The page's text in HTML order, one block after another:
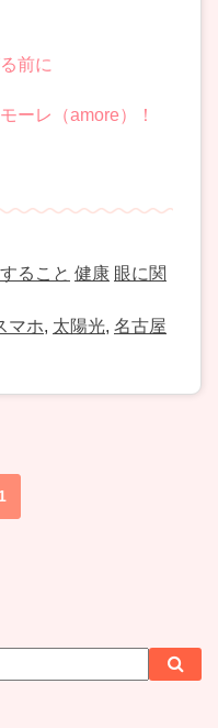
前に
ーレ（amore）！
ること 健康 眼に関
マホ, 太陽光, 名古屋
1